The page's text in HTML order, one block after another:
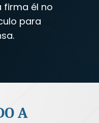
firma él no
para
A